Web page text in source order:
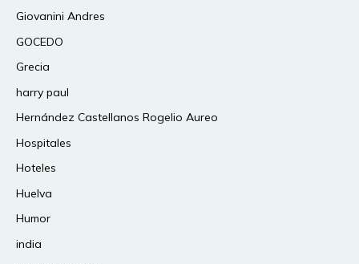
Giovanini Andres
GOCEDO
Grecia
harry paul
Hernández Castellanos Rogelio Aureo
Hospitales
Hoteles
Huelva
Humor
india